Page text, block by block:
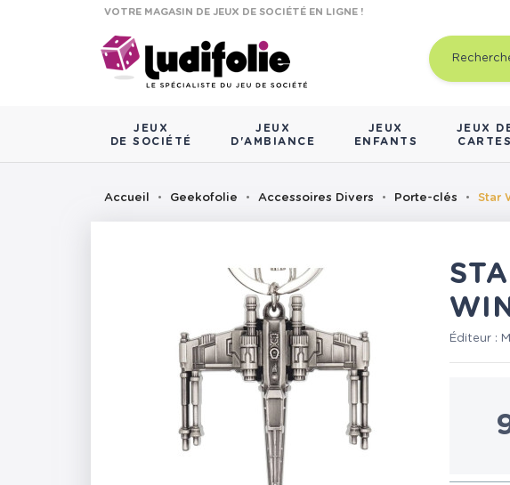
VOTRE MAGASIN DE JEUX DE SOCIÉTÉ EN LIGNE !
JEUX
DE SOCIÉTÉ
JEUX
D'AMBIANCE
JEUX
ENFANTS
JEUX
CARTES
Accueil Geekofolie Accessoires Divers Porte-clés Star
Éditeur :